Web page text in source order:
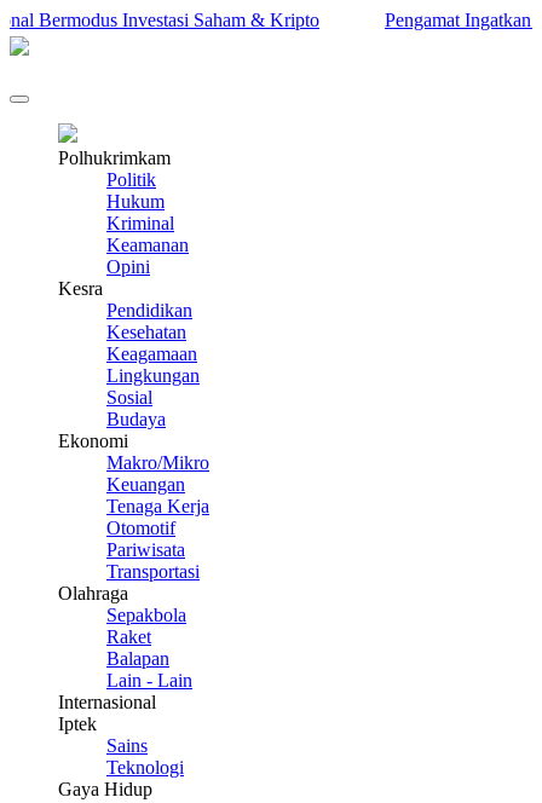
Investasi Saham & Kripto Pengamat Ingatkan
Polhukrimkam
Politik
Hukum
Kriminal
Keamanan
Opini
Kesra
Pendidikan
Kesehatan
Keagamaan
Lingkungan
Sosial
Budaya
Ekonomi
Makro/Mikro
Keuangan
Tenaga Kerja
Otomotif
Pariwisata
Transportasi
Olahraga
Sepakbola
Raket
Balapan
Lain - Lain
Internasional
Iptek
Sains
Teknologi
Gaya Hidup